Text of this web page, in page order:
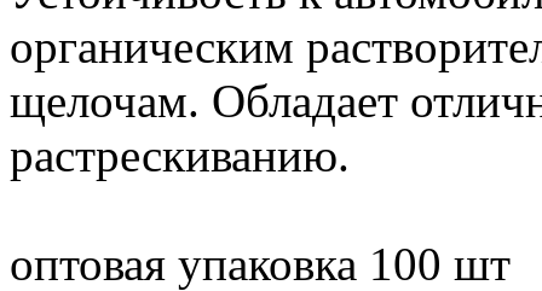
органическим
щелочам. Обладает
растрескиванию.
оптовая упаковка 100 шт